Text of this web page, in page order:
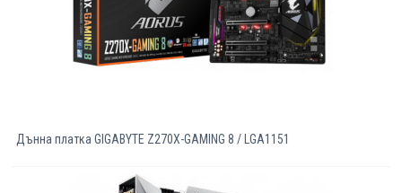
Дънна платка GIGABYTE Z270X-GAMING 8 / LGA1151